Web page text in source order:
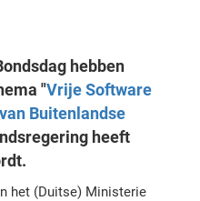
hebben
"Vrije Software
Buitenlandse
heeft
het (Duitse) Ministerie